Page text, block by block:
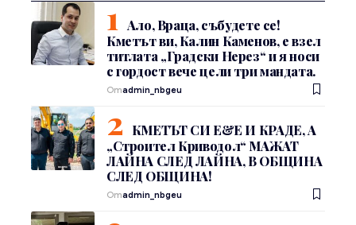
Ало, Враца, събудете се!
Кметът ви, Калин Каменов, е взел
титлата „Градски Нерез“ и я носи
с гордост вече цели три мандата.
Отadmin_nbgeu
КМЕТЪТ СИ Е&Е И КРАДЕ, А
„Строител Криводол“ МАЖАТ
ЛАЙНА СЛЕД ЛАЙНА, В ОБЩИНА
СЛЕД ОБЩИНА!
Отadmin_nbgeu